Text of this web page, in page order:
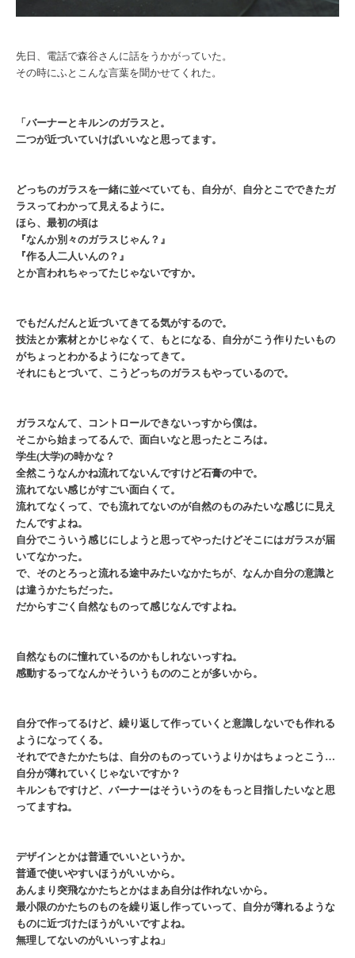
先日、電話で森谷さんに話をうかがっていた。
その時にふとこんな言葉を聞かせてくれた。
「バーナーとキルンのガラスと。
二つが近づいていけばいいなと思ってます。
どっちのガラスを一緒に並べていても、自分が、自分とこでできたガ
ラスってわかって見えるように。
ほら、最初の頃は
『なんか別々のガラスじゃん？』
『作る人二人いんの？』
とか言われちゃってたじゃないですか。
でもだんだんと近づいてきてる気がするので。
技法とか素材とかじゃなくて、もとになる、自分がこう作りたいもの
がちょっとわかるようになってきて。
それにもとづいて、こうどっちのガラスもやっているので。
ガラスなんて、コントロールできないっすから僕は。
そこから始まってるんで、面白いなと思ったところは。
学生(大学)の時かな？
全然こうなんかね流れてないんですけど石膏の中で。
流れてない感じがすごい面白くて。
流れてなくって、でも流れてないのが自然のものみたいな感じに見え
たんですよね。
自分でこういう感じにしようと思ってやったけどそこにはガラスが届
いてなかった。
で、そのとろっと流れる途中みたいなかたちが、なんか自分の意識と
は違うかたちだった。
だからすごく自然なものって感じなんですよね。
自然なものに憧れているのかもしれないっすね。
感動するってなんかそういうもののことが多いから。
自分で作ってるけど、繰り返して作っていくと意識しないでも作れる
ようになってくる。
それでできたかたちは、自分のものっていうよりかはちょっとこう…
自分が薄れていくじゃないですか？
キルンもですけど、バーナーはそういうのをもっと目指したいなと思
ってますね。
デザインとかは普通でいいというか。
普通で使いやすいほうがいいから。
あんまり突飛なかたちとかはまあ自分は作れないから。
最小限のかたちのものを繰り返し作っていって、自分が薄れるような
ものに近づけたほうがいいですよね。
無理してないのがいいっすよね」